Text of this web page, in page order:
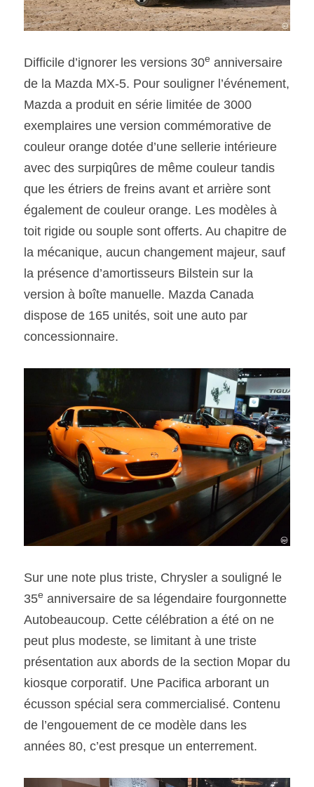
Difficile d’ignorer les versions 30e anniversaire
de la Mazda MX-5. Pour souligner l’événement,
Mazda a produit en série limitée de 3000
exemplaires une version commémorative de
couleur orange dotée d’une sellerie intérieure
avec des surpiqûres de même couleur tandis
que les étriers de freins avant et arrière sont
également de couleur orange. Les modèles à
toit rigide ou souple sont offerts. Au chapitre de
la mécanique, aucun changement majeur, sauf
la présence d’amortisseurs Bilstein sur la
version à boîte manuelle. Mazda Canada
dispose de 165 unités, soit une auto par
concessionnaire.
Sur une note plus triste, Chrysler a souligné le
35e anniversaire de sa légendaire fourgonnette
Autobeaucoup. Cette célébration a été on ne
peut plus modeste, se limitant à une triste
présentation aux abords de la section Mopar du
kiosque corporatif. Une Pacifica arborant un
écusson spécial sera commercialisé. Contenu
de l’engouement de ce modèle dans les
années 80, c’est presque un enterrement.